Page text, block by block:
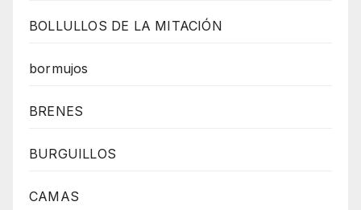
BOLLULLOS DE LA MITACIÓN
bormujos
BRENES
BURGUILLOS
CAMAS